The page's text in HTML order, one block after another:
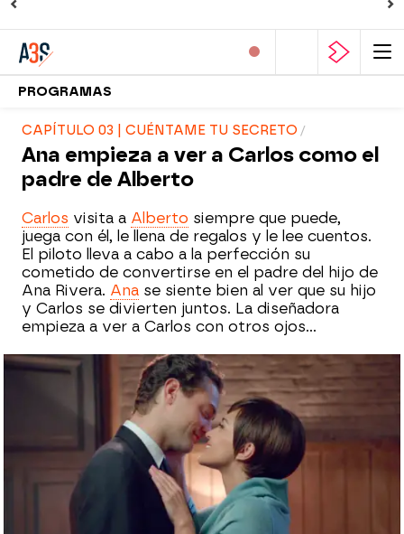
PROGRAMAS
CAPÍTULO 03 | CUÉNTAME TU SECRETO
Ana empieza a ver a Carlos como el
padre de Alberto
Carlos visita a Alberto siempre que puede,
juega con él, le llena de regalos y le lee cuentos.
El piloto lleva a cabo a la perfección su
cometido de convertirse en el padre del hijo de
Ana Rivera. Ana se siente bien al ver que su hijo
y Carlos se divierten juntos. La diseñadora
empieza a ver a Carlos con otros ojos...
atreseries
Madrid